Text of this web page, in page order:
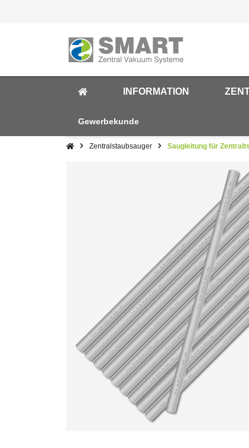
INFORMATION
Gewerbekunde
Zentralstaubsauger Saugleitung für